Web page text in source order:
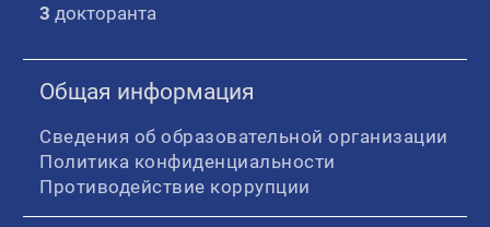
3 докторанта
Общая информация
Сведения об образовательной организации
Политика конфиденциальности
Противодействие коррупции